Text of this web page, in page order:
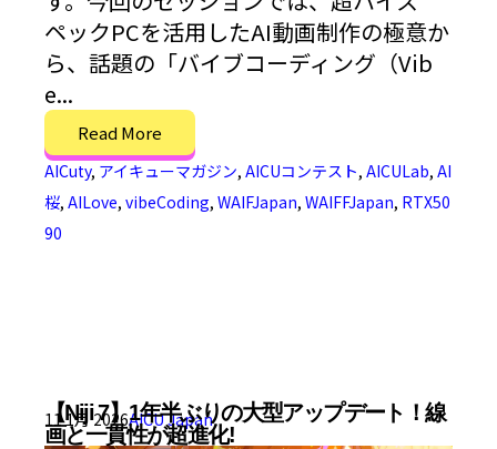
ペックPCを活用したAI動画制作の極意か
ら、話題の「バイブコーディング（Vib
e...
Read More
AICuty, アイキューマガジン, AICUコンテスト, AICULab, AI
桜, AILove, vibeCoding, WAIFJapan, WAIFFJapan, RTX50
90
【Niji 7】1年半ぶりの大型アップデート！線
画と一貫性が超進化!
11 1月 2026AICU Japan